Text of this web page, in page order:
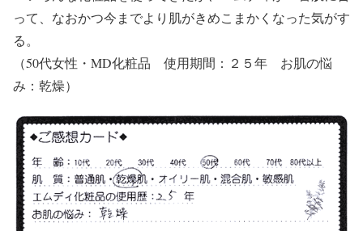
って、なおかつ今までより肌がきめこまかくなった気がす
る。
（50代女性・MD化粧品 使用期間：２５年 お肌の悩
み：乾燥）